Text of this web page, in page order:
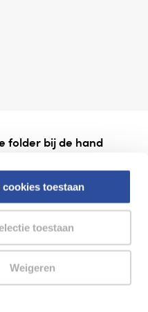
cookies toestaan
toestaan
Weigeren
folder bij de hand